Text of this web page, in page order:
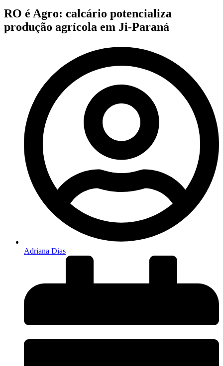
RO é Agro: calcário potencializa
produção agrícola em Ji-Paraná
Adriana Dias